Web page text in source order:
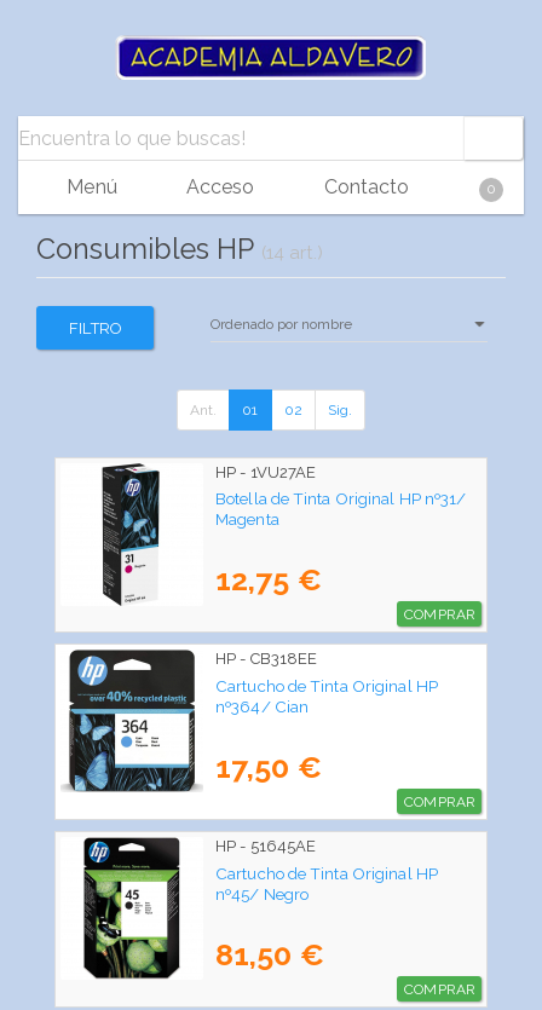
Menú Acceso Contacto 0
Consumibles HP (14 art.)
FILTRO
Ant. 01 02 Sig.
HP - 1VU27AE
Botella de Tinta Original HP nº31/
Magenta
12,75 €
COMPRAR
HP - CB318EE
Cartucho de Tinta Original HP
nº364/ Cian
17,50 €
COMPRAR
HP - 51645AE
Cartucho de Tinta Original HP
nº45/ Negro
81,50 €
COMPRAR